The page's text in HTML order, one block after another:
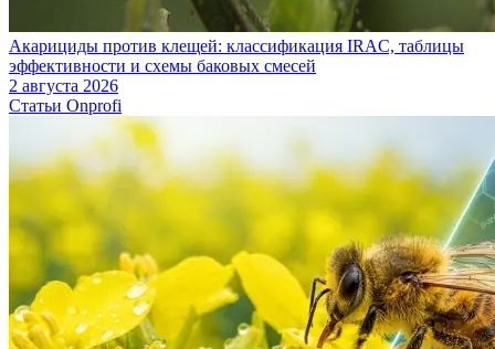
Акарициды против клещей: классификация IRAC, таблицы
эффективности и схемы баковых смесей
2 августа 2026
Статьи Onprofi